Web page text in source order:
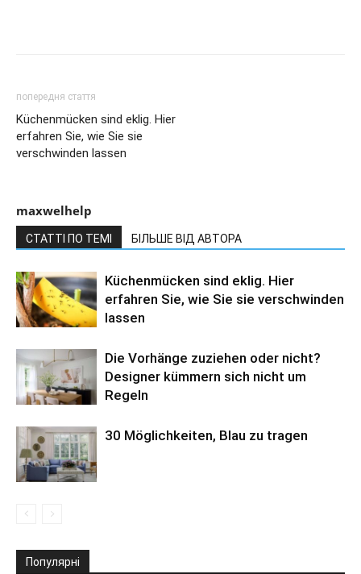
попередня стаття
Küchenmücken sind eklig. Hier
erfahren Sie, wie Sie sie
verschwinden lassen
maxwelhelp
СТАТТІ ПО ТЕМІ БІЛЬШЕ ВІД АВТОРА
Küchenmücken sind eklig. Hier
erfahren Sie, wie Sie sie verschwinden
lassen
Die Vorhänge zuziehen oder nicht?
Designer kümmern sich nicht um
Regeln
30 Möglichkeiten, Blau zu tragen
Популярні